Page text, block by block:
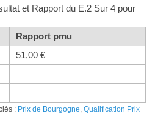
et Rapport du E.2 Sur 4 pour
Rapport pmu
51,00 €
: Prix de Bourgogne, Qualification Prix